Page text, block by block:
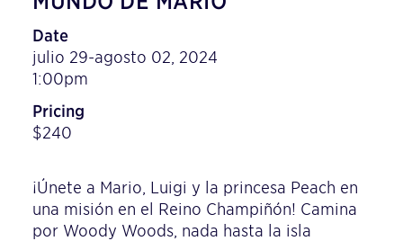
Date
julio 29-agosto 02, 2024
1:00pm
Pricing
$240
¡Únete a Mario, Luigi y la princesa Peach en
una misión en el Reino Champiñón! Camina
por Woody Woods, nada hasta la isla